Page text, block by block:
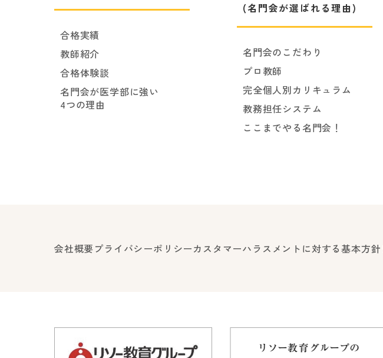
合格実績
教師紹介
合格体験談
名門会が医学部に強い
4つの理由
(名門会が選ばれる理由)
名門会のこだわり
プロ教師
完全個人別カリキュラム
教務担任システム
ここまでやる名門会！
会社概要プライバシーポリシーカスタマーハラスメントに対する基本方針